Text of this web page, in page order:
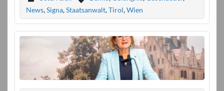
News,Signa,Staatsanwalt,Tirol,Wien